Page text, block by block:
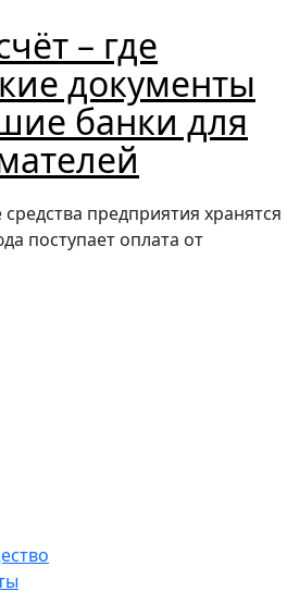
– где
документы
банки для
предприятия хранятся
поступает оплата от